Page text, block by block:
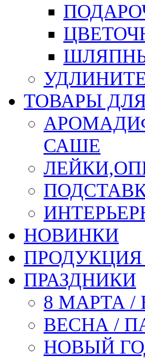
ТОВАРЫ
САШЕ
НОВИНКИ
ПРОДУКЦИЯ
ПРАЗДНИКИ
8 МАРТА /
ВЕСНА /
НОВЫЙ